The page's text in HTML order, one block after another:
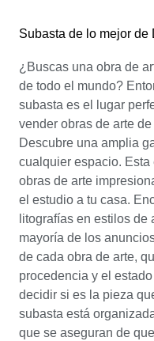
Subasta de lo mejor de
¿Buscas una obra de
de todo el mundo?
subasta es el lugar
vender obras de arte
Descubre una amplia
cualquier espacio.
obras de arte
el estudio a tu casa.
litografías en estilos de
mayoría de los
de cada obra de arte,
procedencia y el
decidir si es la pieza
subasta está
que se aseguran de